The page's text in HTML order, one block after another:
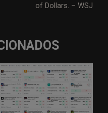
of Dollars. – WSJ